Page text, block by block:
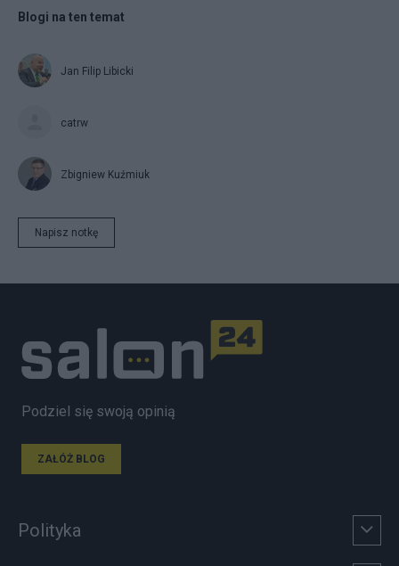
Blogi na ten temat
Jan Filip Libicki
catrw
Zbigniew Kuźmiuk
Napisz notkę
Podziel się swoją opinią
ZAŁÓŻ BLOG
Polityka